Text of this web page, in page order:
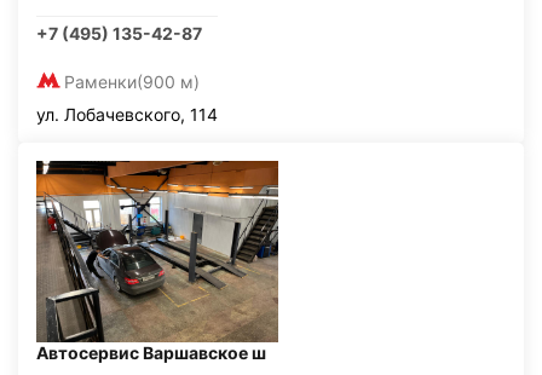
+7 (495) 135-42-87
Раменки(900 м)
ул. Лобачевского, 114
Автосервис Варшавское ш